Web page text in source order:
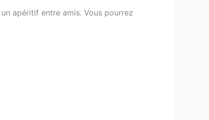
apéritif entre amis. Vous pourrez